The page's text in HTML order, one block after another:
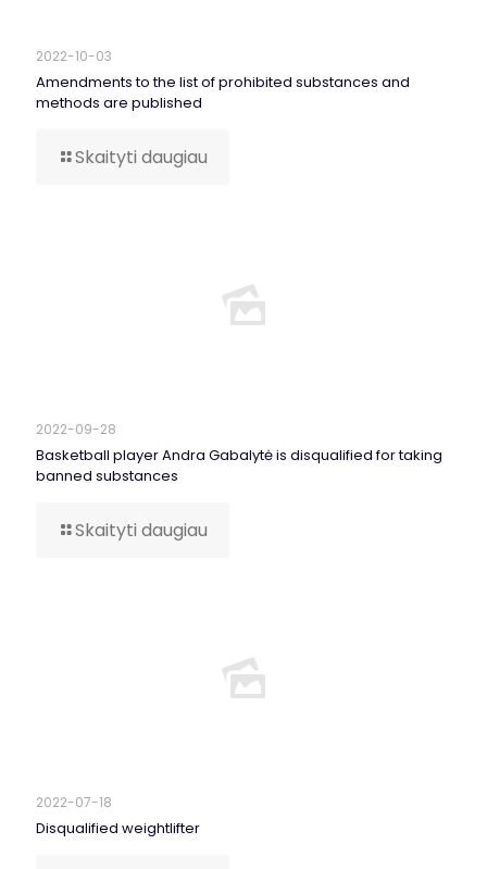
2022-10-03
Amendments to the list of prohibited substances and
methods are published
Skaityti daugiau
2022-09-28
Basketball player Andra Gabalytė is disqualified for taking
banned substances
Skaityti daugiau
2022-07-18
Disqualified weightlifter